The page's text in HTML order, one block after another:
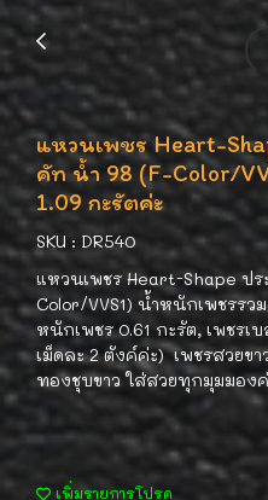
แหวนเพชร Heart-
คัท น้ำ 98 (F-Color/
1.09 กะรัตค่ะ
SKU : DR540
แหวนเพชร Heart-Shape ปร
Color/VVS1) น้ำหนักเพชรรว
หนักเพชร 0.61 กะรัต, เพชรเ
เม็ดละ 2 ตังค์ค่ะ) เพชรสวยข
ทองชุบขาว ใส่สวยทุกมุมมอ
เพิ่มรายการโปรด